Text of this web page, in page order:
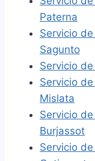
Paterna
Servicio
Sagunto
Servicio
Servicio
Mislata
Servicio
Burjassot
Servicio